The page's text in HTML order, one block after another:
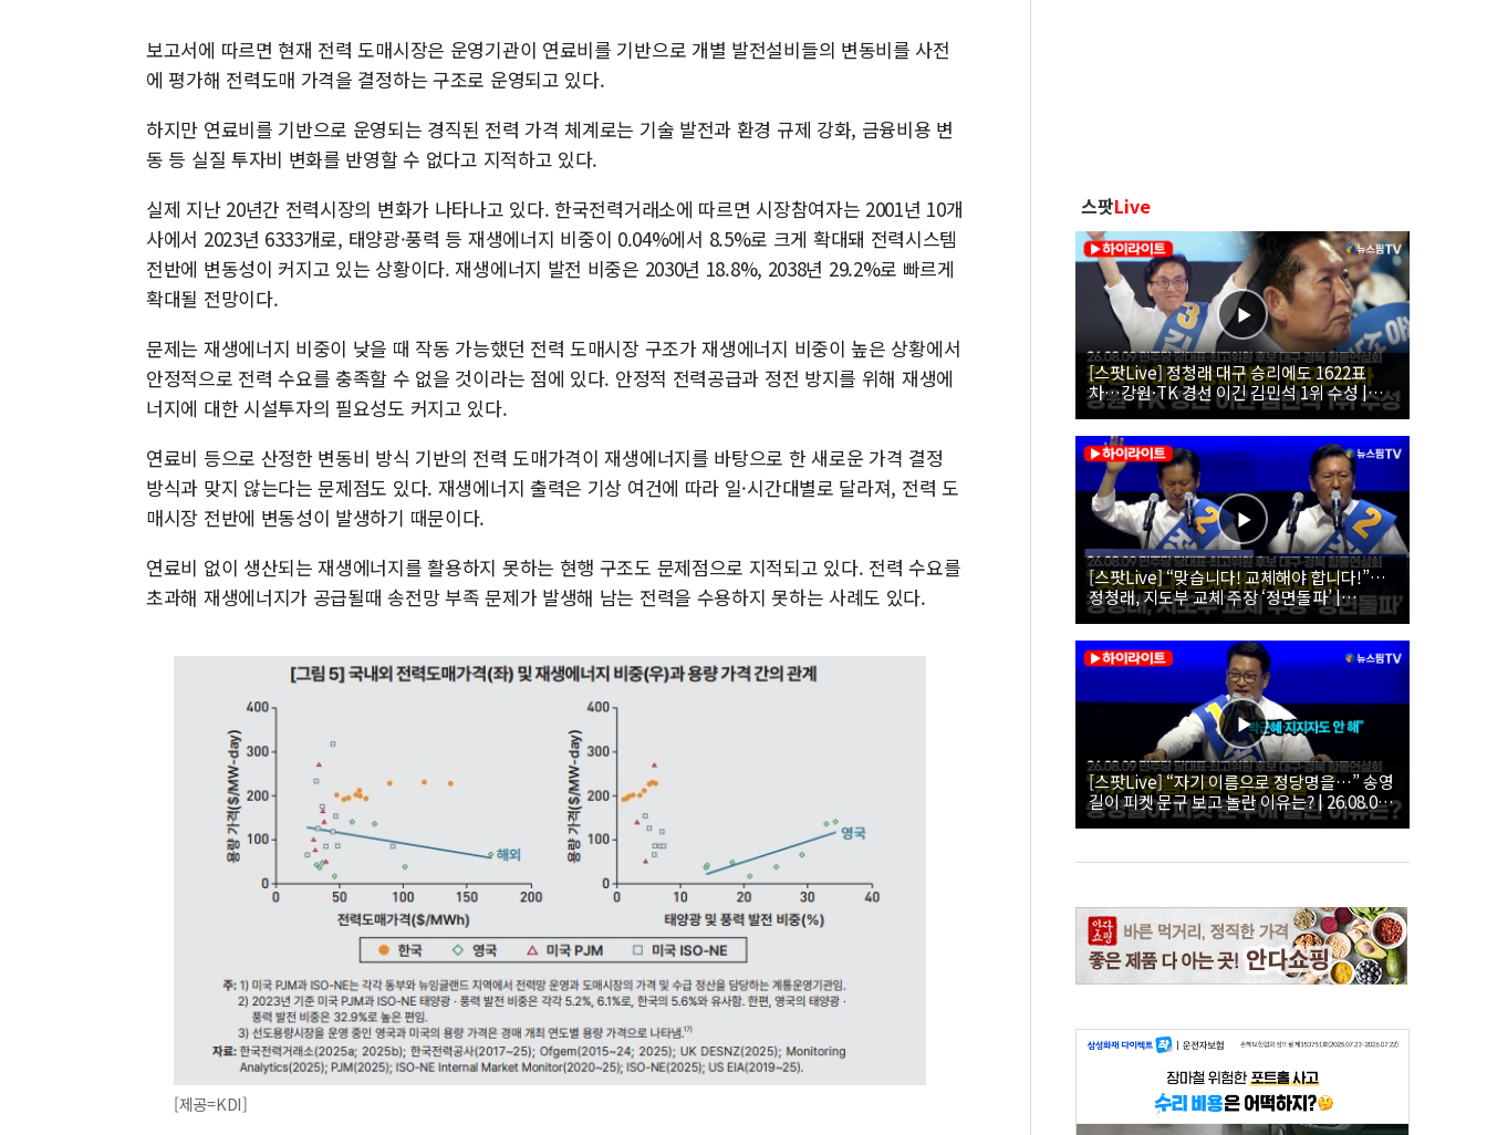
보고서에 따르면 현재 전력 도매시장은 운영기관이 연료비를 기반으로 개별 발전설비들의 변동비를 사전
에 평가해 전력도매 가격을 결정하는 구조로 운영되고 있다.
하지만 연료비를 기반으로 운영되는 경직된 전력 가격 체계로는 기술 발전과 환경 규제 강화, 금융비용 변
동 등 실질 투자비 변화를 반영할 수 없다고 지적하고 있다.
실제 지난 20년간 전력시장의 변화가 나타나고 있다. 한국전력거래소에 따르면 시장참여자는 2001년 10개
사에서 2023년 6333개로, 태양광·풍력 등 재생에너지 비중이 0.04%에서 8.5%로 크게 확대돼 전력시스템
전반에 변동성이 커지고 있는 상황이다. 재생에너지 발전 비중은 2030년 18.8%, 2038년 29.2%로 빠르게
확대될 전망이다.
문제는 재생에너지 비중이 낮을 때 작동 가능했던 전력 도매시장 구조가 재생에너지 비중이 높은 상황에서
안정적으로 전력 수요를 충족할 수 없을 것이라는 점에 있다. 안정적 전력공급과 정전 방지를 위해 재생에
너지에 대한 시설투자의 필요성도 커지고 있다.
연료비 등으로 산정한 변동비 방식 기반의 전력 도매가격이 재생에너지를 바탕으로 한 새로운 가격 결정
방식과 맞지 않는다는 문제점도 있다. 재생에너지 출력은 기상 여건에 따라 일·시간대별로 달라져, 전력 도
매시장 전반에 변동성이 발생하기 때문이다.
연료비 없이 생산되는 재생에너지를 활용하지 못하는 현행 구조도 문제점으로 지적되고 있다. 전력 수요를
초과해 재생에너지가 공급될때 송전망 부족 문제가 발생해 남는 전력을 수용하지 못하는 사례도 있다.
[제공=KDI]
스팟Live
[스팟Live] 정청래 대구 승리에도 1622표
차…강원·TK 경선 이긴 김민석 1위 수성 |
26.08.09 더불어민주당 당대표·최고위원 후
보 대구·경북 합동연설회
[스팟Live] “맞습니다! 교체해야 합니다!”…
정청래, 지도부 교체 주장 ‘정면돌파’ |
26.08.09 더불어민주당 당대표·최고위원 후
보 대구·경북 합동연설회
[스팟Live] “자기 이름으로 정당명을…” 송영
길이 피켓 문구 보고 놀란 이유는? | 26.08.09
더불어민주당 당대표·최고위원 후보 대구·경